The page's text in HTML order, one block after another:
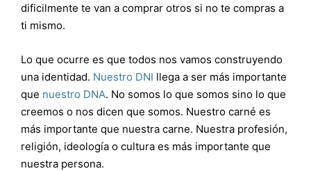
dificilmente te van a comprar otros si no te compras a
ti mismo.
Lo que ocurre es que todos nos vamos construyendo
una identidad. Nuestro DNI llega a ser más importante
que nuestro DNA. No somos lo que somos sino lo que
creemos o nos dicen que somos. Nuestro carné es
más importante que nuestra carne. Nuestra profesión,
religión, ideología o cultura es más importante que
nuestra persona.